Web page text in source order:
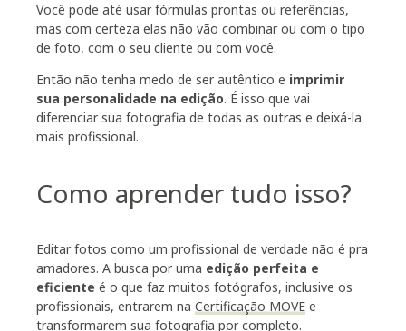
Você pode até usar fórmulas prontas ou referências,
mas com certeza elas não vão combinar ou com o tipo
de foto, com o seu cliente ou com você.
Então não tenha medo de ser autêntico e imprimir
sua personalidade na edição. É isso que vai
diferenciar sua fotografia de todas as outras e deixá-la
mais profissional.
Como aprender tudo isso?
Editar fotos como um profissional de verdade não é pra
amadores. A busca por uma edição perfeita e
eficiente é o que faz muitos fotógrafos, inclusive os
profissionais, entrarem na Certificação MOVE e
transformarem sua fotografia por completo.